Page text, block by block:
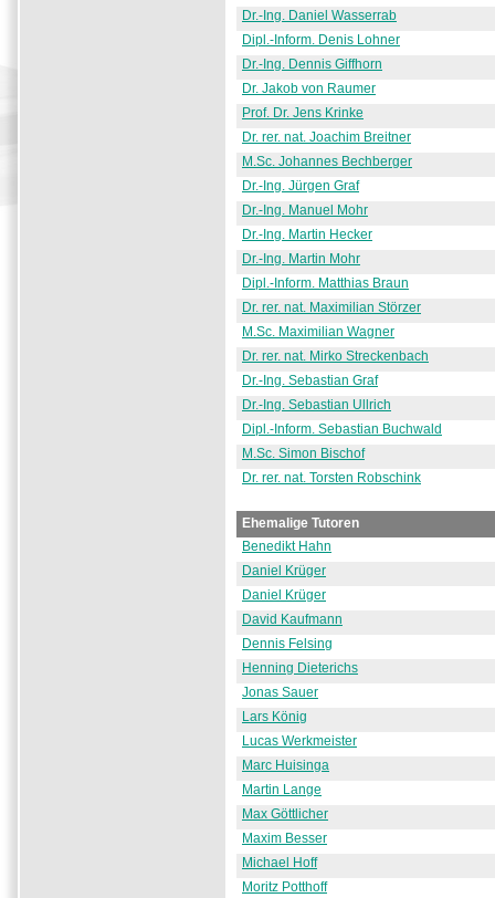
Dr.-Ing. Daniel Wasserrab
Dipl.-Inform. Denis Lohner
Dr.-Ing. Dennis Giffhorn
Dr. Jakob von Raumer
Prof. Dr. Jens Krinke
Dr. rer. nat. Joachim Breitner
M.Sc. Johannes Bechberger
Dr.-Ing. Jürgen Graf
Dr.-Ing. Manuel Mohr
Dr.-Ing. Martin Hecker
Dr.-Ing. Martin Mohr
Dipl.-Inform. Matthias Braun
Dr. rer. nat. Maximilian Störzer
M.Sc. Maximilian Wagner
Dr. rer. nat. Mirko Streckenbach
Dr.-Ing. Sebastian Graf
Dr.-Ing. Sebastian Ullrich
Dipl.-Inform. Sebastian Buchwald
M.Sc. Simon Bischof
Dr. rer. nat. Torsten Robschink
Ehemalige Tutoren
Benedikt Hahn
Daniel Krüger
Daniel Krüger
David Kaufmann
Dennis Felsing
Henning Dieterichs
Jonas Sauer
Lars König
Lucas Werkmeister
Marc Huisinga
Martin Lange
Max Göttlicher
Maxim Besser
Michael Hoff
Moritz Potthoff